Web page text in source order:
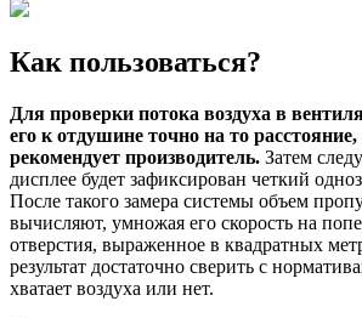
Как пользоваться?
Для проверки потока воздуха в
его к отдушине точно на то расстояние,
рекомендует производитель. Затем
дисплее будет зафиксирован четкий
После такого замера системы объем
вычисляют, умножая его скорость на
отверстия, выраженное в квадратных
результат достаточно сверить с
хватает воздуха или нет.